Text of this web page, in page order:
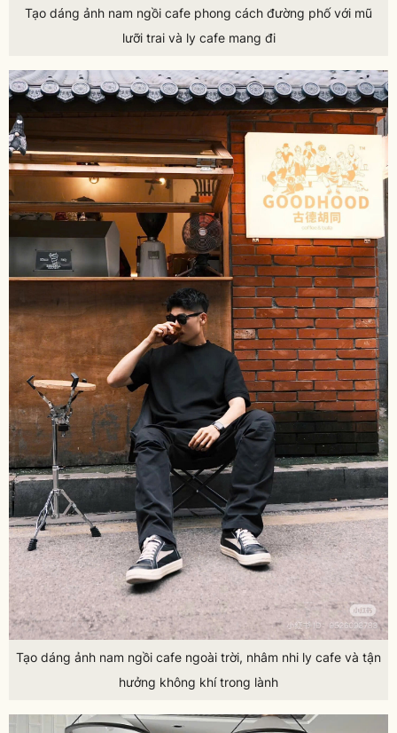
Tạo dáng ảnh nam ngồi cafe phong cách đường phố với mũ
lưỡi trai và ly cafe mang đi
Tạo dáng ảnh nam ngồi cafe ngoài trời, nhâm nhi ly cafe và tận
hưởng không khí trong lành